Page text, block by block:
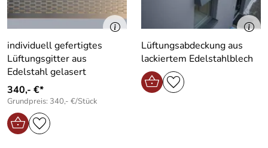
individuell gefertigtes
Lüftungsgitter aus
Edelstahl gelasert
340,- €*
Grundpreis: 340,- €/Stück
Lüftungsabdeckung aus
lackiertem Edelstahlblech